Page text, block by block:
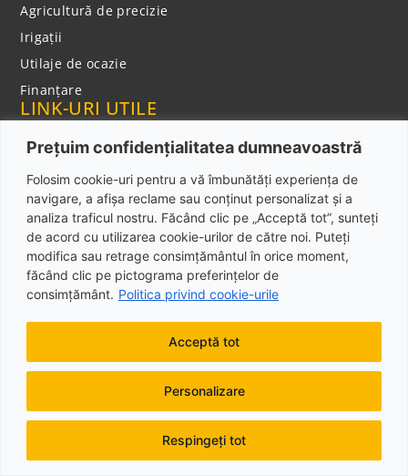
Prețuim confidențialitatea dumneavoastră
Folosim cookie-uri pentru a vă îmbunătăți experiența de
navigare, a afișa reclame sau conținut personalizat și a
analiza traficul nostru. Făcând clic pe „Acceptă tot”, sunteți
de acord cu utilizarea cookie-urilor de către noi. Puteți
modifica sau retrage consimțământul în orice moment,
făcând clic pe pictograma preferințelor de
consimțământ. Politica privind cookie-urile
Personalizare
Respingeți tot
Acceptă tot
Agricultură de precizie
Irigații
Utilaje de ocazie
Finanțare
LINK-URI UTILE
Cariere
Politica de confidentialitate
Notificare privind colectarea datelor cu caracter
personal
CONTACT
Adresa: Şos. Bucureşti-Târgovişte, NR. 174 D,
Telefon: +40 373 800 222
Email: used@ipso.ro